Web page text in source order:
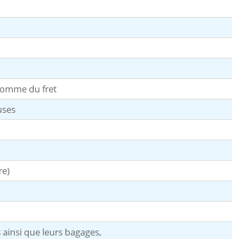
du fret
que leurs bagages,